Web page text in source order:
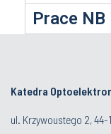
Prace NB
Katedra
ul. Krzywoustego 2, 44-